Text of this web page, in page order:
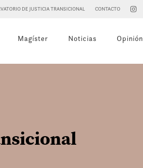
DE JUSTICIA TRANSICIONAL CONTACTO
Magíster Noticias Opinión